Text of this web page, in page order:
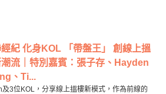
紀 化身KOL 「帶盤王」 創線上搵
流｜特別嘉賓：張子存、Hayden
、Ti...
及3位KOL，分享線上搵樓新模式，作為前線的